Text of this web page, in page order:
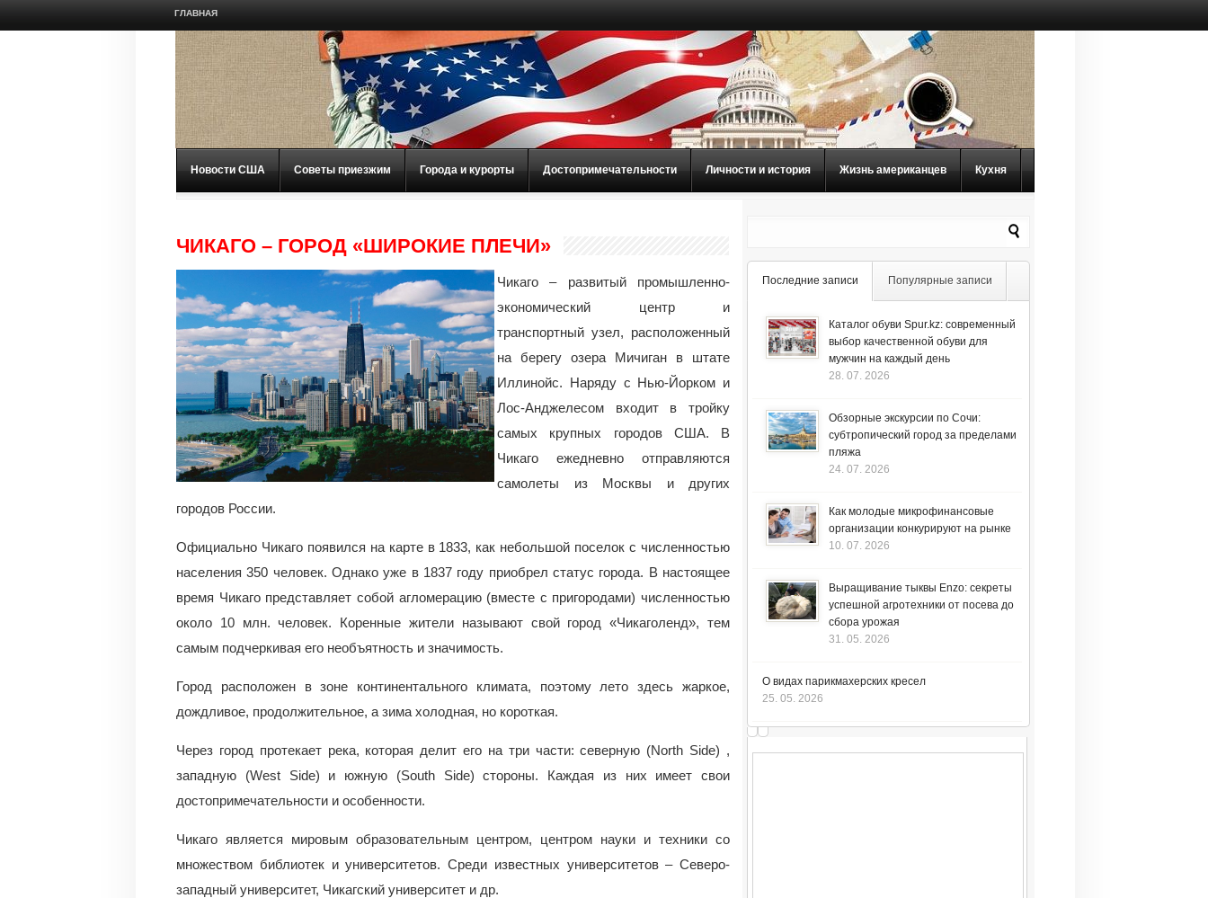
ГЛАВНАЯ
Новости США Советы приезжим Города и курорты Достопримечательности Личности и история Жизнь американцев Кухня
ЧИКАГО – ГОРОД «ШИРОКИЕ ПЛЕЧИ»
Чикаго – развитый промышленно-
экономический центр и
транспортный узел, расположенный
на берегу озера Мичиган в штате
Иллинойс. Наряду с Нью-Йорком и
Лос-Анджелесом входит в тройку
самых крупных городов США. В
Чикаго ежедневно отправляются
самолеты из Москвы и других
городов России.
Официально Чикаго появился на карте в 1833, как небольшой поселок с численностью
населения 350 человек. Однако уже в 1837 году приобрел статус города. В настоящее
время Чикаго представляет собой агломерацию (вместе с пригородами) численностью
около 10 млн. человек. Коренные жители называют свой город «Чикаголенд», тем
самым подчеркивая его необъятность и значимость.
Город расположен в зоне континентального климата, поэтому лето здесь жаркое,
дождливое, продолжительное, а зима холодная, но короткая.
Через город протекает река, которая делит его на три части: северную (North Side) ,
западную (West Side) и южную (South Side) стороны. Каждая из них имеет свои
достопримечательности и особенности.
Чикаго является мировым образовательным центром, центром науки и техники со
множеством библиотек и университетов. Среди известных университетов – Северо-
западный университет, Чикагский университет и др.
Последние записи Популярные записи
Каталог обуви Spur.kz: современный
выбор качественной обуви для
мужчин на каждый день
28. 07. 2026
Обзорные экскурсии по Сочи:
субтропический город за пределами
пляжа
24. 07. 2026
Как молодые микрофинансовые
организации конкурируют на рынке
10. 07. 2026
Выращивание тыквы Enzo: секреты
успешной агротехники от посева до
сбора урожая
31. 05. 2026
О видах парикмахерских кресел
25. 05. 2026